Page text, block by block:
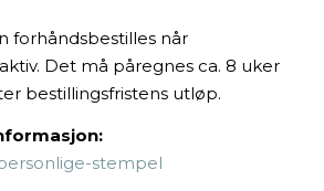
forhåndsbestilles når
Det må påregnes ca. 8 uker
bestillingsfristens utløp.
stempel